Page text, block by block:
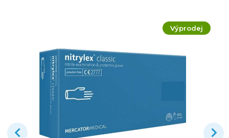
Výprodej